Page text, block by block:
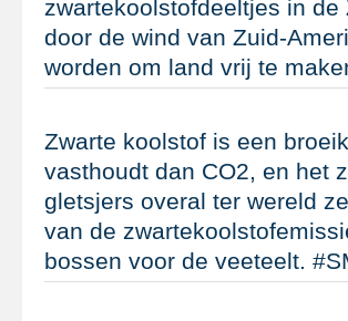
zwartekoolstofdeeltjes in
door de wind van Zuid-
worden om land vrij te
Zwarte koolstof is een
vasthoudt dan CO2, en het
gletsjers overal ter wereld
van de
bossen voor de veeteelt.